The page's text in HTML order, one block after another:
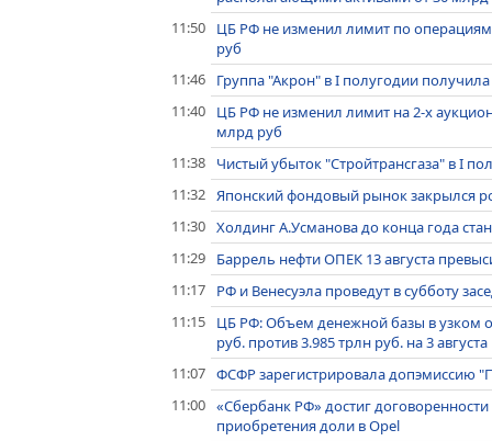
11:50
ЦБ РФ не изменил лимит по
руб
11:46
Группа "Акрон" в I полугодии
11:40
ЦБ РФ не изменил лимит на 2-х
млрд руб
11:38
Чистый убыток "Стройтрансгаза" в I
11:32 Японский фондовый рынок закрылся
11:30 Холдинг А.Усманова до конца года
11:29
Баррель нефти ОПЕК 13 августа
11:17
РФ и Венесуэла проведут в субботу
11:15
ЦБ РФ: Объем денежной базы в узком
руб. против 3.985 трлн руб. на 3 августа
11:07 ФСФР зарегистрировала допэмиссию
11:00 «Сбербанк РФ» достиг
приобретения доли в Opel